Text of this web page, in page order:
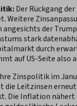
Der Rückgang
Weitere
angesichts der
stark
durch
auf US-Seite also
Zinspolitik im
Leitzinsen erneut
Die Inflation nähert